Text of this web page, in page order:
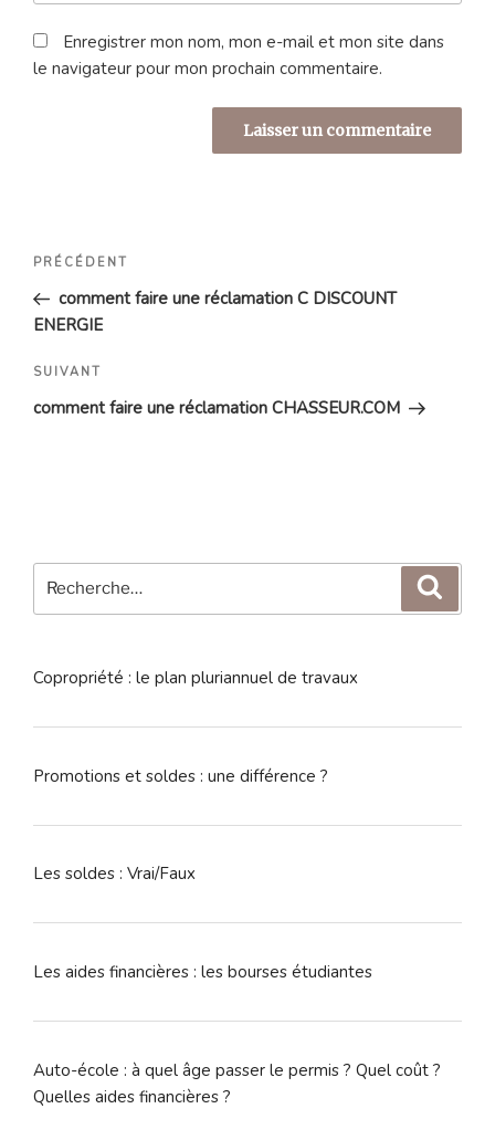
Enregistrer mon nom, mon e-mail et mon site dans
le navigateur pour mon prochain commentaire.
Navigation
l’article
Article
précédent
PRÉCÉDENT
comment faire une réclamation C DISCOUNT
ENERGIE
Article
suivant
SUIVANT
comment faire une réclamation CHASSEUR.COM
pour
Copropriété : le plan pluriannuel de travaux
Promotions et soldes : une différence ?
Les soldes : Vrai/Faux
Les aides financières : les bourses étudiantes
Auto-école : à quel âge passer le permis ? Quel coût ?
Quelles aides financières ?